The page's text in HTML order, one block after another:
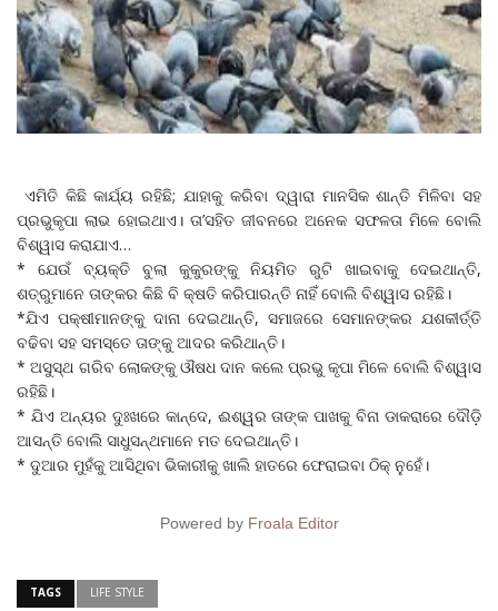
ଏମିତି କିଛି କାର୍ଯ୍ୟ ରହିଛି; ଯାହାକୁ କରିବା ଦ୍ୱାରା ମାନସିକ ଶାନ୍ତି ମିଳିବା ସହ
ପ୍ରଭୁକୃପା ଲାଭ ହୋଇଥାଏ। ତା’ସହିତ ଜୀବନରେ ଅନେକ ସଫଳତା ମିଳେ ବୋଲି
ବିଶ୍ୱାସ କରାଯାଏ…
* ଯେଉଁ ବ୍ୟକ୍ତି ବୁଲା କୁକୁରଙ୍କୁ ନିୟମିତ ରୁଟି ଖାଇବାକୁ ଦେଇଥାନ୍ତି,
ଶତ୍ରୁମାନେ ତାଙ୍କର କିଛି ବି କ୍ଷତି କରିପାରନ୍ତି ନାହିଁ ବୋଲି ବିଶ୍ୱାସ ରହିଛି।
*ଯିଏ ପକ୍ଷୀମାନଙ୍କୁ ଦାନା ଦେଇଥାନ୍ତି, ସମାଜରେ ସେମାନଙ୍କର ଯଶକୀର୍ତ୍ତି
ବଢିବା ସହ ସମସ୍ତେ ତାଙ୍କୁ ଆଦର କରିଥାନ୍ତି।
* ଅସୁସ୍ଥ ଗରିବ ଲୋକଙ୍କୁ ଔଷଧ ଦାନ କଲେ ପ୍ରଭୁ କୃପା ମିଳେ ବୋଲି ବିଶ୍ୱାସ
ରହିଛି।
* ଯିଏ ଅନ୍ୟର ଦୁଃଖରେ କାନ୍ଦେ, ଈଶ୍ୱର ତାଙ୍କ ପାଖକୁ ବିନା ଡାକରାରେ ଦୌଡ଼ି
ଆସନ୍ତି ବୋଲି ସାଧୁସନ୍ଥମାନେ ମତ ଦେଇଥାନ୍ତି।
* ଦୁଆର ମୁହଁକୁ ଆସିଥିବା ଭିକାରୀକୁ ଖାଲି ହାତରେ ଫେରାଇବା ଠିକ୍‌ ନୁହେଁ।
Powered by Froala Editor
TAGS LIFE STYLE